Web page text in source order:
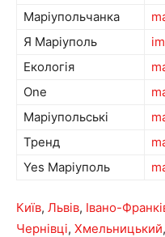
Маріупольчанка
Я Маріуполь
Екологія
One
Маріупольські
Тренд
Yes Маріуполь
Київ, Львів, Івано-
Чернівці, Хмельницький,